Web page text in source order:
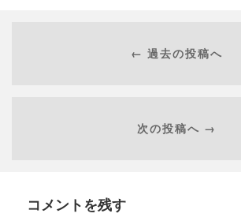
← 過去の投稿へ
次の投稿へ →
コメントを残す